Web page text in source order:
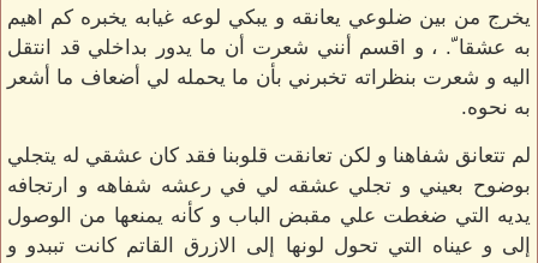
يخرج من بين ضلوعي يعانقه و يبكي لوعه غيابه يخبره كم اهيم
به عشقا ّ. ، و اقسم أنني شعرت أن ما يدور بداخلي قد انتقل
اليه و شعرت بنظراته تخبرني بأن ما يحمله لي أضعاف ما أشعر
به نحوه.
لم تتعانق شفاهنا و لكن تعانقت قلوبنا فقد كان عشقي له يتجلي
بوضوح بعيني و تجلي عشقه لي في رعشه شفاهه و ارتجافه
يديه التي ضغطت علي مقبض الباب و كأنه يمنعها من الوصول
إلى و عيناه التي تحول لونها إلى الازرق القاتم كانت تببدو و